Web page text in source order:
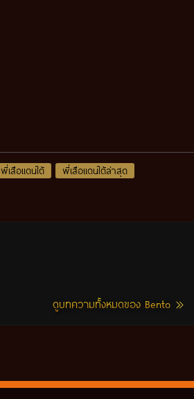
พี่เสือแดนใต้
พี่เสือแดนใต้ล่าสุด
ดูบทความทั้งหมดของ Bento